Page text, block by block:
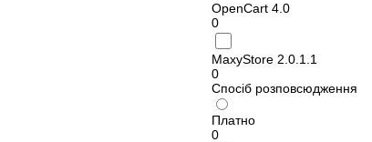
OpenCart 4.0
0
MaxyStore 2.0.1.1
0
Спосіб розповсюдження
Платно
0